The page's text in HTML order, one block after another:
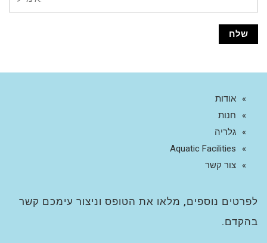
אודות
חנות
גלריה
Aquatic Facilities
צור קשר
לפרטים נוספים, מלאו את הטופס וניצור עימכם קשר
בהקדם.